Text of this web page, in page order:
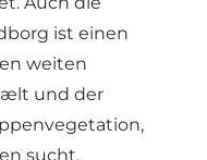
ist einen
weiten
und der
sucht.